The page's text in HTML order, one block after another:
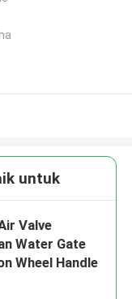
untuk
Valve
Water Gate
Wheel Handle